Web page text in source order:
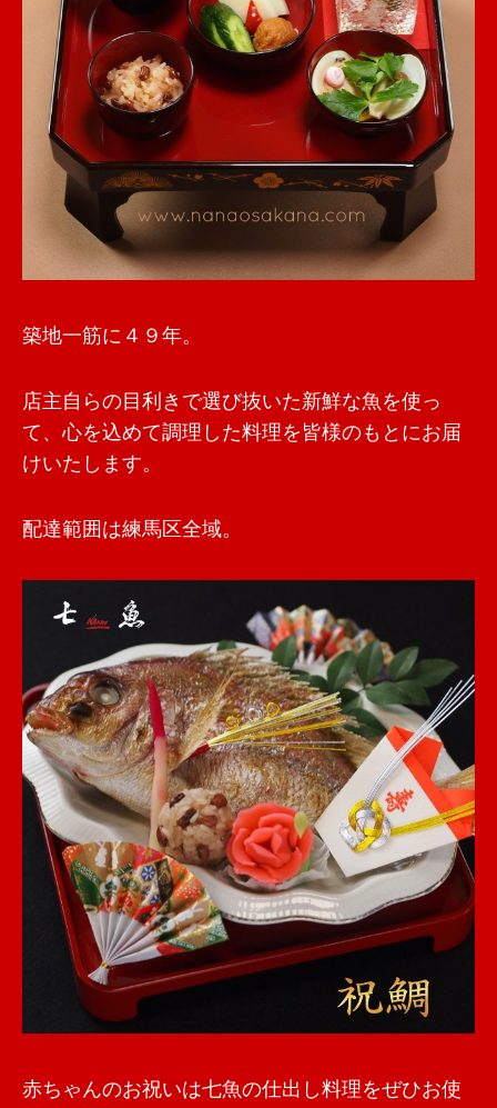
築地一筋に ４９年。
店主自らの目利きで選び抜いた新鮮な魚を使っ
て、心を込めて調理した料理を皆様のもとにお届
けいたします。
配達範囲は練馬区全域。
赤ちゃんのお祝いは七魚の仕出し料理をぜひお使